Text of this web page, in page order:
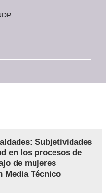
Subjetividades
en los procesos de
de mujeres
Media Técnico